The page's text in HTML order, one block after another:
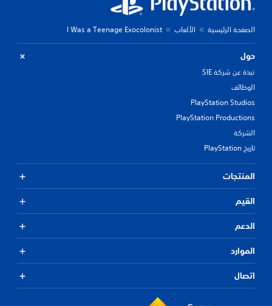
الصفحة الرئيسية الألعاب I Was a Teenage Exocolonist
حول
نبذة عن شركة SIE
الوظائف
PlayStation Studios
PlayStation Productions
الشركة
تاريخ PlayStation
المنتجات
القيم
الدعم
الموارد
اتصال